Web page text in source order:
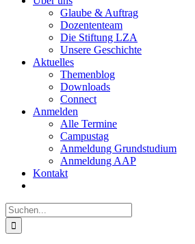
Glaube & Auftrag
Dozententeam
Die Stiftung LZA
Unsere Geschichte
Aktuelles
Themenblog
Downloads
Connect
Anmelden
Alle Termine
Campustag
Anmeldung Grundstudium
Anmeldung AAP
Kontakt
Suche
nach: